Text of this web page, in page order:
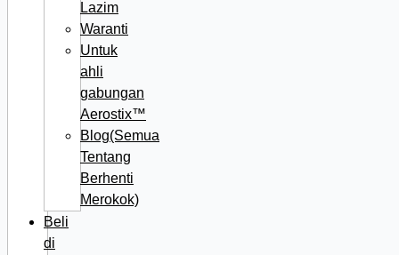
Lazim
Waranti
Untuk
ahli
gabungan
Aerostix™
Blog(Semua
Tentang
Berhenti
Merokok)
Beli
di